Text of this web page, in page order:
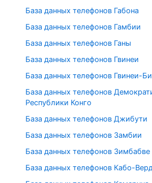
База данных телефонов Габона
База данных телефонов Гамбии
База данных телефонов Ганы
База данных телефонов Гвинеи
База данных телефонов Гвинеи-
База данных телефонов
Республики Конго
База данных телефонов Джибути
База данных телефонов Замбии
База данных телефонов Зимбабве
База данных телефонов Кабо-